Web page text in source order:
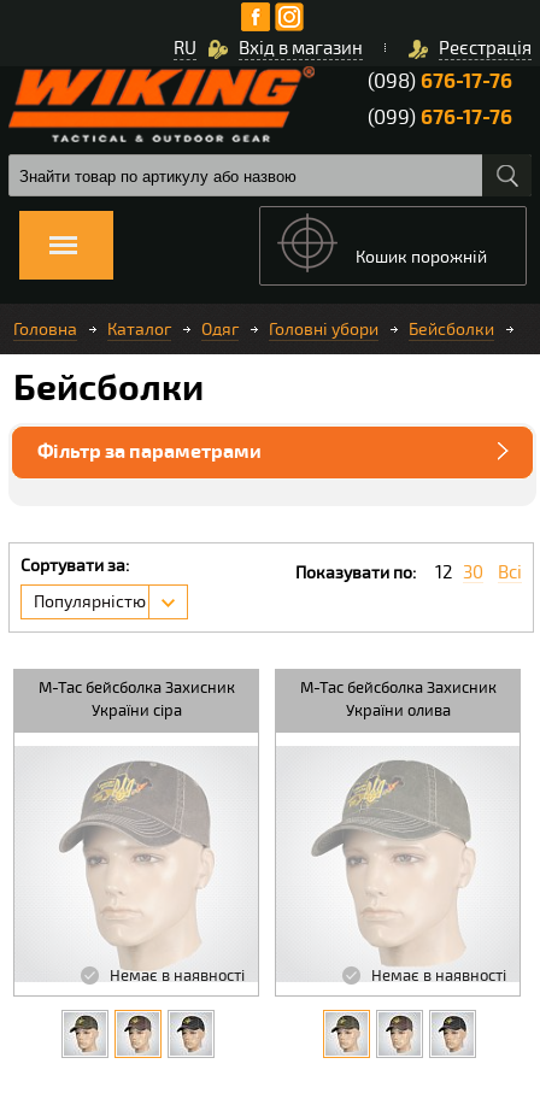
Вхід в магазин Реєстрація
RU
(098)676-17-76
(099)676-17-76
Кошик порожній
Головна Каталог Одяг Головні убори Бейсболки
Бейсболки
Фільтр за параметрами
Сортувати за:
Популярністю
Показувати по: 12 30 Всі
M-Tac бейсболка Захисник
України сіра
Немає в наявності
M-Tac бейсболка Захисник
України олива
Немає в наявності